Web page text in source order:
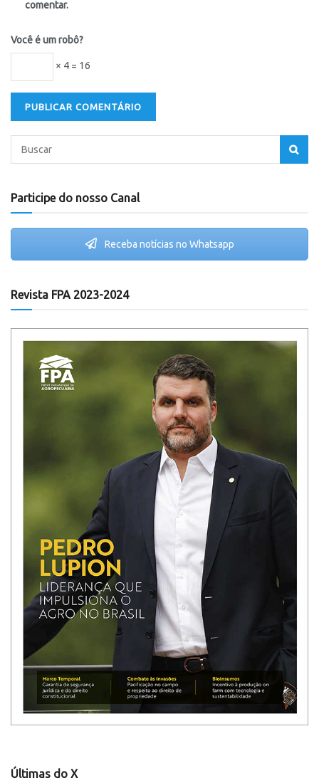
comentar.
Você é um robô?
× 4 = 16
Participe do nosso Canal
Receba notícias no Whatsapp
Revista FPA 2023-2024
Últimas do X